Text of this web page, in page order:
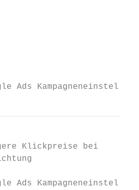
Ads
Klickpreise bei
Ads